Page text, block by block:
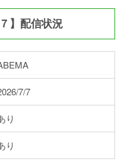
】配信状況
7/7
り
り